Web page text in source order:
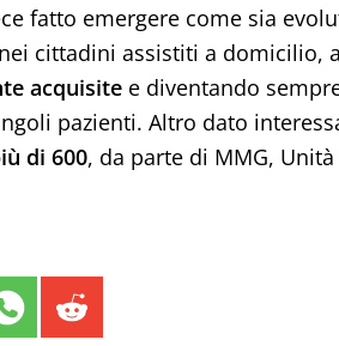
fatto emergere come sia
cittadini assistiti a domicilio,
acquisite e diventando
pazienti. Altro dato
di 600, da parte di MMG,